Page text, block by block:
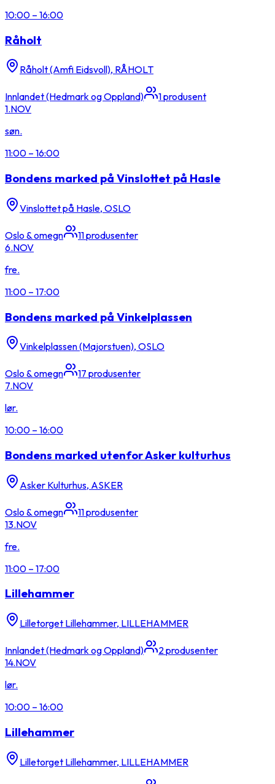
10:00 – 16:00
Råholt
Råholt (Amfi Eidsvoll), RÅHOLT
Innlandet (Hedmark og Oppland) 1produsent
1.NOV
søn.
11:00 – 16:00
Bondens marked på Vinslottet på Hasle
Vinslottet på Hasle, OSLO
Oslo & omegn 11produsenter
6.NOV
fre.
11:00 – 17:00
Bondens marked på Vinkelplassen
Vinkelplassen (Majorstuen), OSLO
Oslo & omegn 17 produsenter
7.NOV
lør.
10:00 – 16:00
Bondens marked utenfor Asker kulturhus
Asker Kulturhus, ASKER
Oslo & omegn 11produsenter
13.NOV
fre.
11:00 – 17:00
Lillehammer
Lilletorget Lillehammer, LILLEHAMMER
Innlandet (Hedmark og Oppland) 2produsenter
14.NOV
lør.
10:00 – 16:00
Lillehammer
Lilletorget Lillehammer, LILLEHAMMER